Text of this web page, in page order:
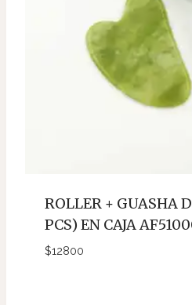
ROLLER + GUASHA
PCS) EN CAJA
$12800